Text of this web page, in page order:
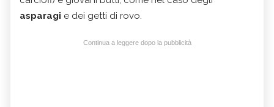
asparagi e dei getti di rovo.
Continua a leggere dopo la pubblicità